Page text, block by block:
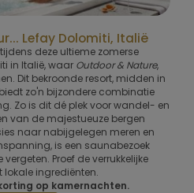
Lefay Dolomiti, Italië
deze ultieme zomerse
in Italië, waar Outdoor & Nature,
Dit bekroonde resort, midden in
zo'n bijzondere combinatie
Zo is dit dé plek voor wandel- en
van de majestueuze bergen
naar nabijgelegen meren en
is een saunabezoek
Proef de verrukkelijke
lokale ingrediënten.
op kamernachten.